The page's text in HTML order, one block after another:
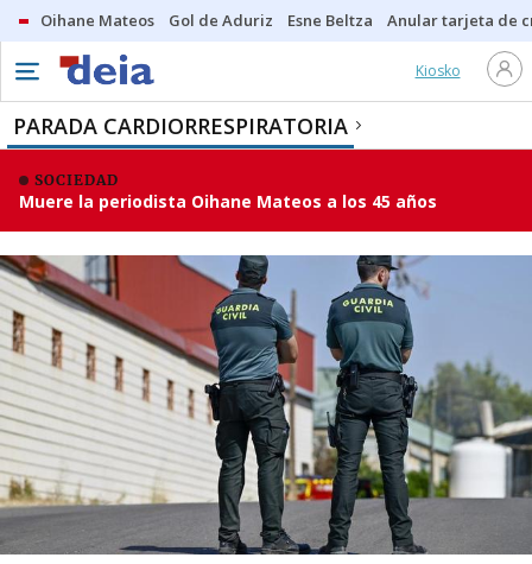
Oihane Mateos Gol de Aduriz Esne Beltza Anular tarjeta de
Kiosko
PARADA CARDIORRESPIRATORIA
SOCIEDAD
Muere la periodista Oihane Mateos a los 45 años